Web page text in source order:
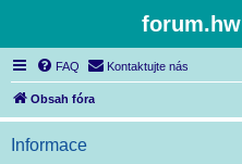
FAQ Kontaktujte nás
Obsah fóra
Informace